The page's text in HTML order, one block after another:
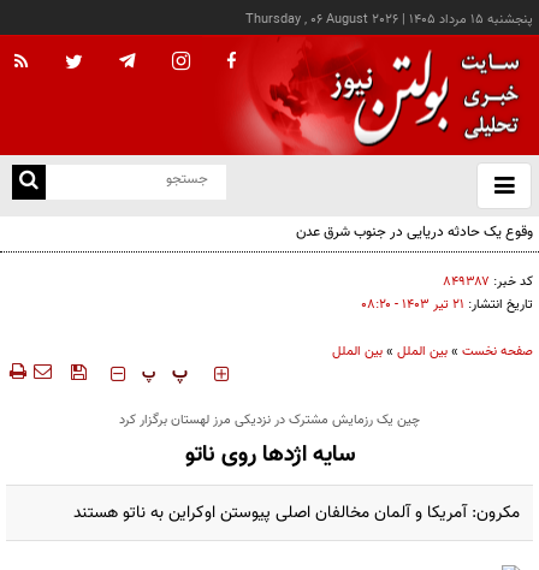
پنجشنبه ۱۵ مرداد ۱۴۰۵ |
Thursday , 06 August 2026
باز
و
وقوع یک حادثه دریایی در جنوب شرق عدن
کد خبر: ۸۴۹۳۸۷
تاریخ انتشار: ۲۱ تير ۱۴۰۳ - ۰۸:۲۰
صفحه نخست »بین الملل »بین الملل
‍‍‍ پ پ
چین یک رزمایش مشترک در نزدیکی مرز لهستان برگزار کرد
سایه اژدها روی ناتو
مکرون: آمریکا و آلمان مخالفان اصلی پیوستن اوکراین به ناتو هستند